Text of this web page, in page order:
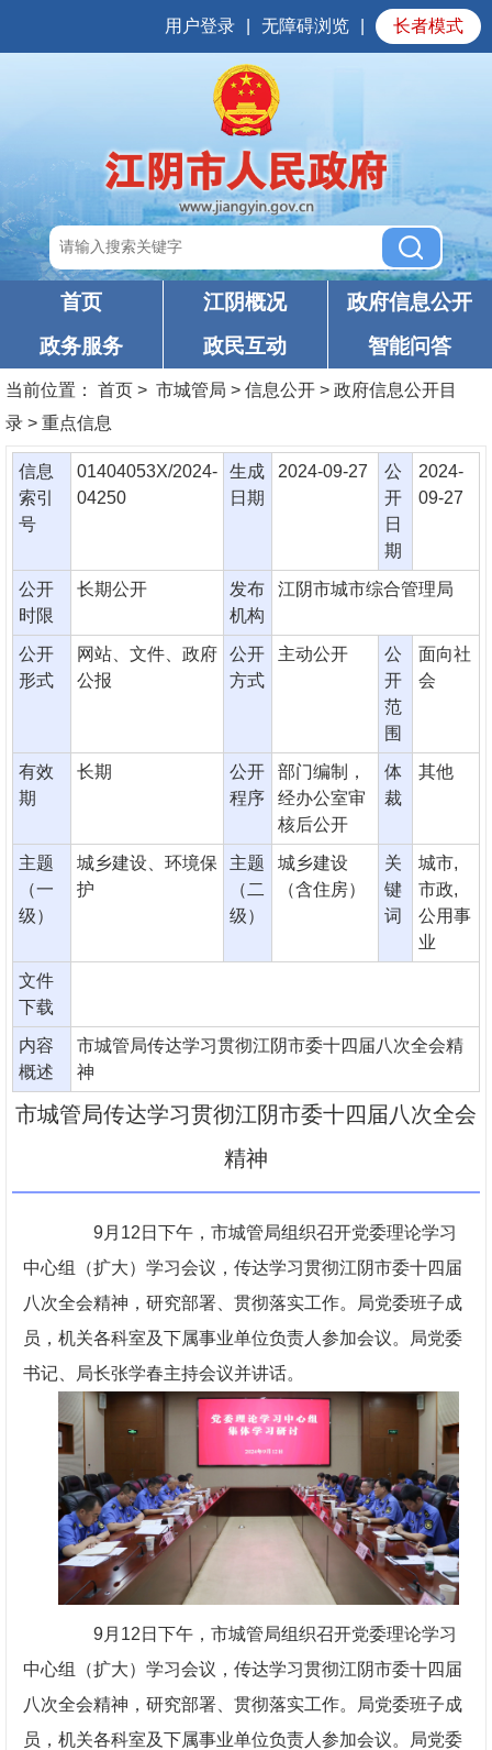
用户登录 无障碍浏览 长者模式
首页 江阴概况
政府信息公开
政务服务
政民互动 智能问答
当前位置： 首页 > 市城管局 > 信息公开 > 政府信息公开目
录 > 重点信息
信息
索引
号
01404053X/2024-
04250
生成
日期
2024-09-27
公
开
日
期
2024-
09-27
公开
时限
长期公开
发布
机构
江阴市城市综合管理局
公开
形式
网站、文件、政府
公报
公开
方式
主动公开
公
开
范
围
面向社
会
有效
期
长期
公开
程序
部门编制，
经办公室审
核后公开
体
裁
其他
主题
（一
级）
城乡建设、环境保
护
主题
（二
级）
城乡建设
（含住房）
关
键
词
城市,
市政,
公用事
业
文件
下载
内容
概述
市城管局传达学习贯彻江阴市委十四届八次全会精
神
市城管局传达学习贯彻江阴市委十四届八次全会
精神
9月12日下午，市城管局组织召开党委理论学习
中心组（扩大）学习会议，传达学习贯彻江阴市委十四届
八次全会精神，研究部署、贯彻落实工作。局党委班子成
员，机关各科室及下属事业单位负责人参加会议。局党委
书记、局长张学春主持会议并讲话。
9月12日下午，市城管局组织召开党委理论学习
中心组（扩大）学习会议，传达学习贯彻江阴市委十四届
八次全会精神，研究部署、贯彻落实工作。局党委班子成
员，机关各科室及下属事业单位负责人参加会议。局党委